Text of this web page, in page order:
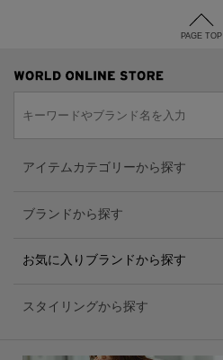
PAGE TOP
アイテムカテゴリーから探す
ブランドから探す
お気に入りブランドから探す
スタイリングから探す